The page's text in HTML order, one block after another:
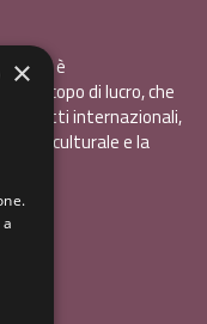
APSè
scopo di lucro, che
contatti internazionali,
interculturale e la
kB
×